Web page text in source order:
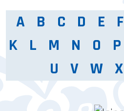
A B C D E F
K
L M N O P
U
V W X